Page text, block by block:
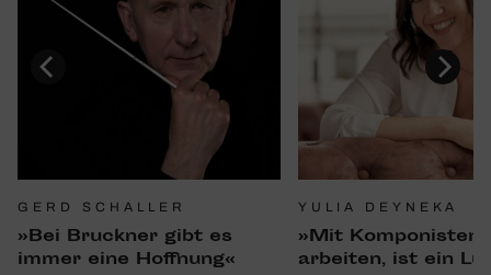
GERD SCHALLER
»Bei Bruckner gibt es
immer eine Hoff­nung«
YULIA DEYNEKA
»Mit Kompo­nisten
arbeiten, ist ein